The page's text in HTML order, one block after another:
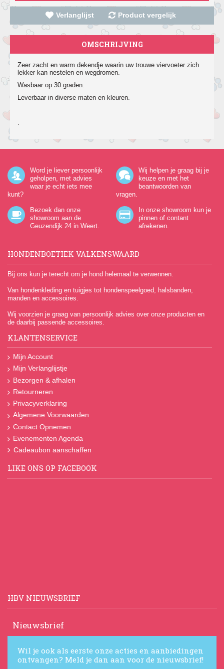
Verlanglijst Product vergelijk
OMSCHRIJVING
Zeer zacht en warm dekendje waarin uw trouwe viervoeter zich
lekker kan nestelen en wegdromen.
Wasbaar op 30 graden.
Leverbaar in diverse maten en kleuren.
.
Word je liever persoonlijk
geholpen, met advies
waar je echt iets mee
kunt?
Wij helpen je graag bij je
keuze en met het
beantwoorden van
vragen.
Bezoek dan onze
showroom aan de
Geuzendijk 24 in Weert.
In onze showroom kun je
pinnen of contant
afrekenen.
HONDENBOETIEK VALKENSWAARD
Bij ons kun je terecht om je hond helemaal te verwennen.
Van hondenkleding en tuigjes tot hondenspeelgoed, halsbanden,
manden en accessoires.
Wij voorzien je graag van persoonlijk advies over onze producten en
de daarbij passende accessoires.
KLANTENSERVICE
Mijn Account
Mijn Verlanglijstje
Bezorgen & afhalen
Retourneren
Privacyverklaring
Algemene Voorwaarden
Contact Opnemen
Evenementen Agenda
Cadeaubon aanschaffen
LIKE ONS OP FACEBOOK
HBV NIEUWSBRIEF
Nieuwsbrief
Wil je ook als eerste onze acties en aanbiedingen
ontvangen? Meld je dan aan voor de nieuwsbrief!